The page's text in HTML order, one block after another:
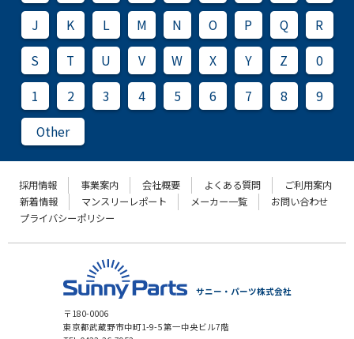
J
K L M N O P Q
R
S
T U V W X Y Z
0
1
2 3 4 5 6 7 8
9
Other
採用情報 事業案内 会社概要 よくある質問
ご利用案内
新着情報
マンスリーレポート メーカー一覧
お問い合わせ
プライバシーポリシー
サニー・パーツ株式会社
〒180-0006
東京都武蔵野市中町1-9-5 第一中央ビル7階